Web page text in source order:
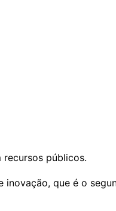
públicos.
que é o